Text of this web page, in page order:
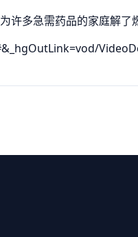
多急需药品的家庭解了